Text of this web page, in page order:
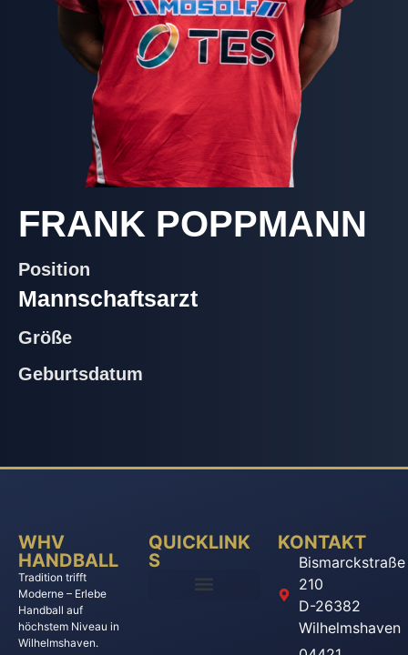
FRANK POPPMANN
Position
Mannschaftsarzt
Größe
Geburtsdatum
WHV
HANDBALL
Tradition trifft
Moderne – Erlebe
Handball auf
höchstem Niveau in
Wilhelmshaven.
QUICKLINK
S
KONTAKT
Bismarckstraße
210
D-26382
Wilhelmshaven